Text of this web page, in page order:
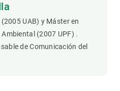
UAB) y Máster en
(2007 UPF) .
de Comunicación del